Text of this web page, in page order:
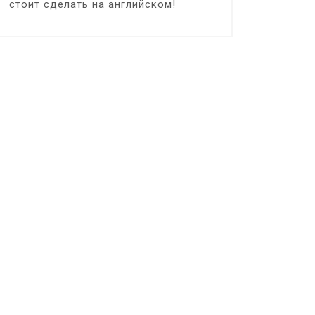
стоит сделать на английском!